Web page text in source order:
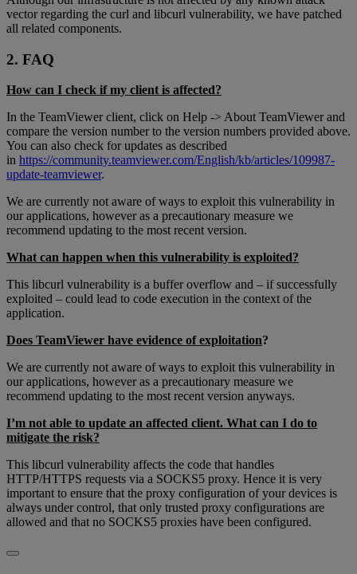
vector regarding the curl and libcurl vulnerability, we have patched
all related components.
2. FAQ
How can I check if my client is affected?
In the TeamViewer client, click on Help -> About TeamViewer and
compare the version number to the version numbers provided above.
You can also check for updates as described
in https://community.teamviewer.com/English/kb/articles/109987-
update-teamviewer.
We are currently not aware of ways to exploit this vulnerability in
our applications, however as a precautionary measure we
recommend updating to the most recent version.
What can happen when this vulnerability is exploited?
This libcurl vulnerability is a buffer overflow and – if successfully
exploited – could lead to code execution in the context of the
application.
Does TeamViewer have evidence of exploitation?
We are currently not aware of ways to exploit this vulnerability in
our applications, however as a precautionary measure we
recommend updating to the most recent version anyways.
I’m not able to update an affected client. What can I do to
mitigate the risk?
This libcurl vulnerability affects the code that handles
HTTP/HTTPS requests via a SOCKS5 proxy. Hence it is very
important to ensure that the proxy configuration of your devices is
always under control, that only trusted proxy configurations are
allowed and that no SOCKS5 proxies have been configured.